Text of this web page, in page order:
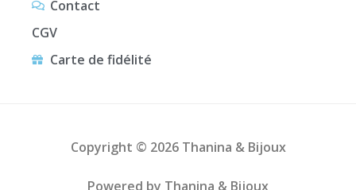
Contact
CGV
Carte de fidélité
Copyright © 2026 Thanina & Bijoux
Powered by Thanina & Bijoux